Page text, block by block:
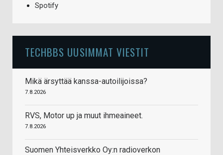
Spotify
TECHBBS UUSIMMAT VIESTIT
Mikä ärsyttää kanssa-autoilijoissa?
7.8.2026
RVS, Motor up ja muut ihmeaineet.
7.8.2026
Suomen Yhteisverkko Oy:n radioverkon